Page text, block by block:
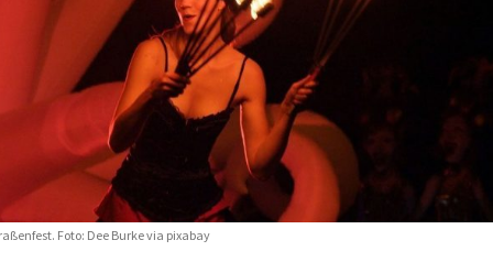
Foto: Dee Burke via pixabay